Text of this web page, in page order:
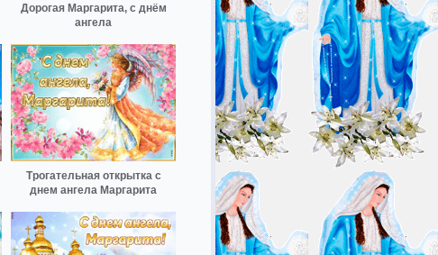
Дорогая Маргарита, с днём
ангела
Трогательная открытка с
днем ангела Маргарита